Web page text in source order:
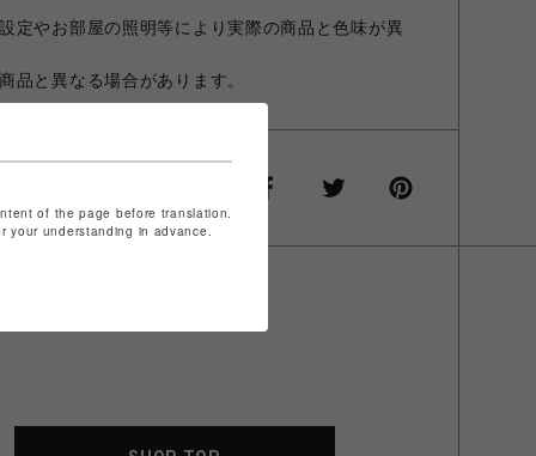
定やお部屋の照明等により実際の商品と色味が異
品と異なる場合があります。
of the page before translation.
your understanding in advance.